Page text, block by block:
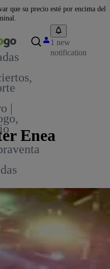
que su precio esté por encima del
|
1 new
notification
Enea